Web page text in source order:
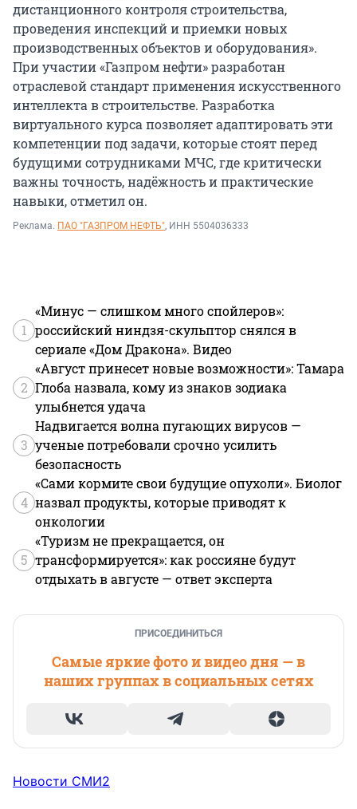
дистанционного контроля строительства,
проведения инспекций и приемки новых
производственных объектов и оборудования».
При участии «Газпром нефти» разработан
отраслевой стандарт применения искусственного
интеллекта в строительстве. Разработка
виртуального курса позволяет адаптировать эти
компетенции под задачи, которые стоят перед
будущими сотрудниками МЧС, где критически
важны точность, надёжность и практические
навыки, отметил он.
Реклама. ПАО "ГАЗПРОМ НЕФТЬ", ИНН 5504036333
1
«Минус — слишком много спойлеров»:
российский ниндзя-скульптор снялся в
сериале «Дом Дракона». Видео
2
«Август принесет новые возможности»: Тамара
Глоба назвала, кому из знаков зодиака
улыбнется удача
3
Надвигается волна пугающих вирусов —
ученые потребовали срочно усилить
безопасность
4
«Сами кормите свои будущие опухоли». Биолог
назвал продукты, которые приводят к
онкологии
5
«Туризм не прекращается, он
трансформируется»: как россияне будут
отдыхать в августе — ответ эксперта
ПРИСОЕДИНИТЬСЯ
Самые яркие фото и видео дня — в
наших группах в социальных сетях
Новости СМИ2